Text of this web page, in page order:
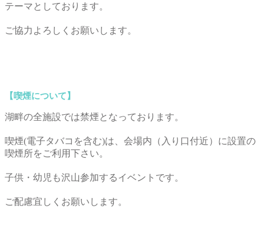
テーマとしております。
ご協力よろしくお願いします。
【喫煙について】
湖畔の全施設では禁煙となっております。
喫煙(電子タバコを含む)は、会場内（入り口付近）に設置の
喫煙所をご利用下さい。
子供・幼児も沢山参加するイベントです。
ご配慮宜しくお願いします。